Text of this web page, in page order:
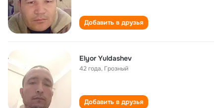
Добавить в друзья
Elyor Yuldashev
42 года, Грозный
Добавить в друзья